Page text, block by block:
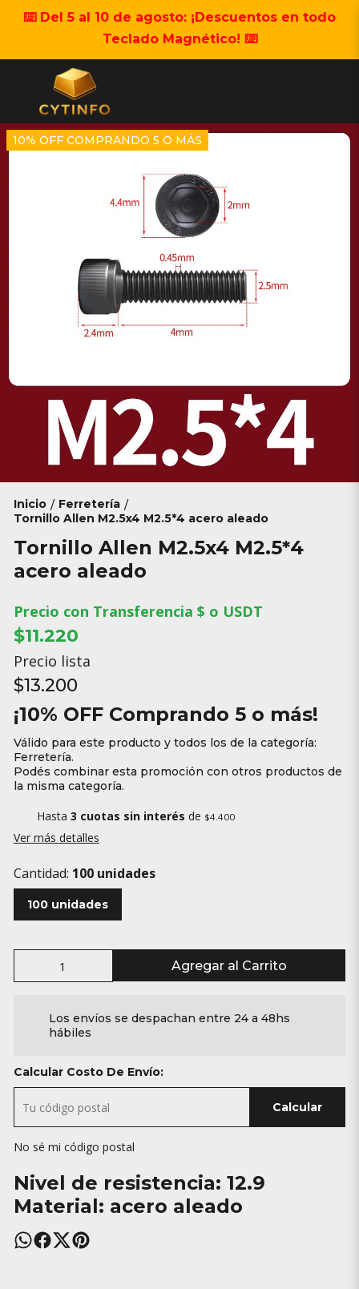
⌨️ Del 5 al 10 de agosto: ¡Descuentos en todo
Teclado Magnético! ⌨️
10% OFF COMPRANDO 5 O MÁS
Inicio / Ferretería /
Tornillo Allen M2.5x4 M2.5*4 acero aleado
Tornillo Allen M2.5x4 M2.5*4
acero aleado
Precio con Transferencia $ o USDT
$11.220
Precio lista
$13.200
¡10% OFF Comprando 5 o más!
Válido para este producto y todos los de la categoría:
Ferretería.
Podés combinar esta promoción con otros productos de
la misma categoría.
Hasta 3 cuotas sin interés de $4.400
Ver más detalles
Cantidad: 100 unidades
100 unidades
Agregar al Carrito
Los envíos se despachan entre 24 a 48hs
hábiles
Calcular Costo De Envío:
Calcular
No sé mi código postal
Nivel de resistencia: 12.9
Material: acero aleado